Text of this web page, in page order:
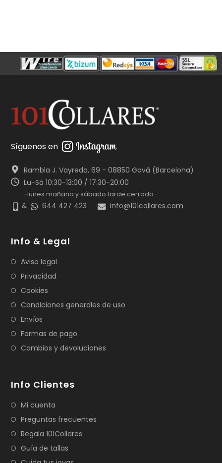
Síguenos en
Rambla J. Vayreda, 69 - 08850 Gavá (Barcelona)
Lu-Sá 10:30-13:00 / 17:30-20:00
-lunes mañana y sábado tarde cerrado-
& 644 427 423 info@101collares.com
Info & Legal
Aviso legal
Privacidad
Cookies
Condiciones generales de uso
Envíos
Formas de pago
Cambios y devoluciones
Info Clientes
Mi cuenta
Preguntas frecuentes
Regala 101Collares
Guía de tallas